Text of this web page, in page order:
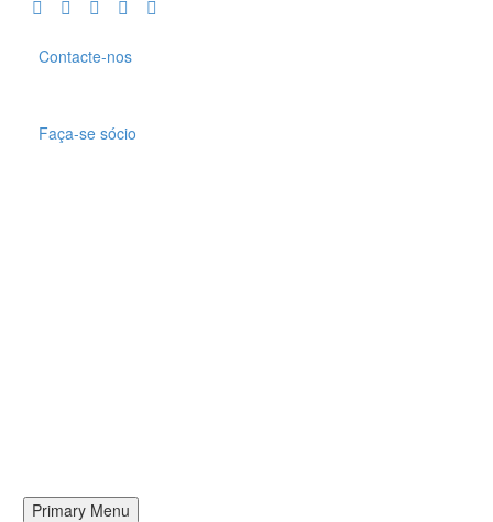
Contacte-nos
Faça-se sócio
Primary Menu